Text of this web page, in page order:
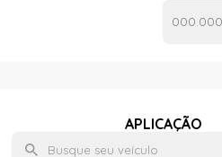
APLICAÇÃO